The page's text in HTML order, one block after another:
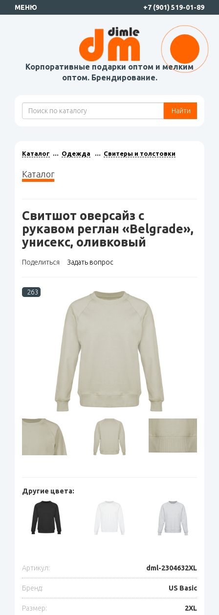
МЕНЮ +7 (901) 519-01-89
Корпоративные подарки оптом и мелким
оптом. Брендирование.
Найти
Каталог Одежда Свитеры и толстовки
Каталог
Свитшот оверсайз с
рукавом реглан «Belgrade»,
унисекс, оливковый
Поделиться Задать вопрос
263
Другие цвета:
Артикул: dml-2304632XL
Бренд: US Basic
Размер: 2XL